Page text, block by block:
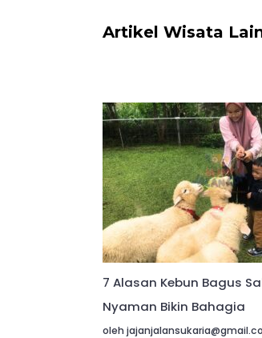
Artikel Wisata
7 Alasan Kebun Bagus
Nyaman Bikin Bahagia
oleh